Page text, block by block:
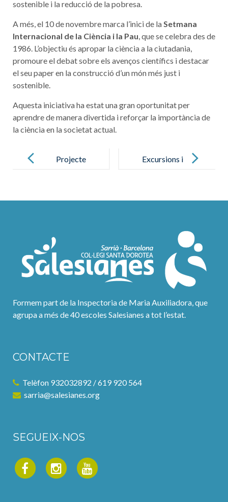
sostenible i la reducció de la pobresa.
A més, el 10 de novembre marca l’inici de la Setmana
Internacional de la Ciència i la Pau , que se celebra des de
1986. L’objectiu és apropar la ciència a la ciutadania,
promoure el debat sobre els avenços científics i destacar
el seu paper en la construcció d’un món més just i
sostenible.
Aquesta iniciativa ha estat una gran oportunitat per
aprendre de manera divertida i reforçar la importància de
la ciència en la societat actual.
navigation
Projecte
Excursions i
Formem part de la Inspectoria de Maria Auxiliadora, que
agrupa a més de 40 escoles Salesianes a tot l’estat.
CONTACTE
Telèfon 932032892 / 619 920 564
sarria@salesianes.org
SEGUEIX-NOS